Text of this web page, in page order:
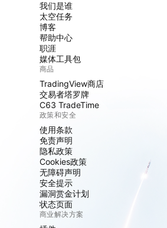
我们是谁
太空任务
博客
帮助中心
职涯
媒体工具包
商品
TradingView商店
交易者塔罗牌
C63 TradeTime
政策和安全
使用条款
免责声明
隐私政策
Cookies政策
无障碍声明
安全提示
漏洞赏金计划
状态页面
商业解决方案